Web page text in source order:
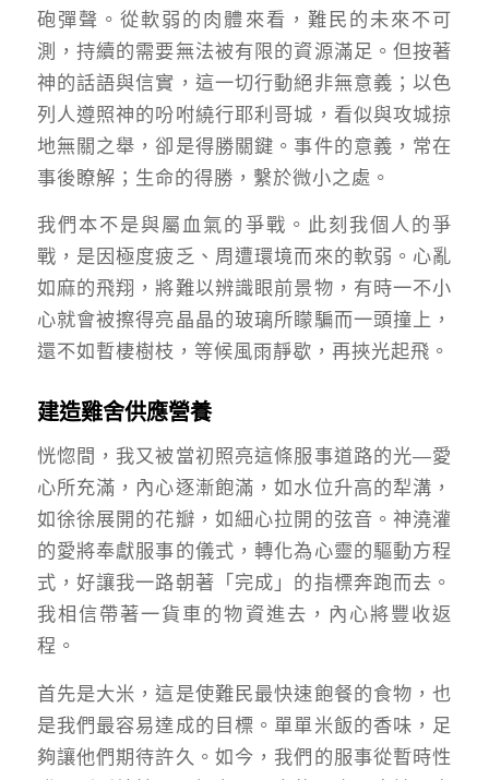
砲彈聲。從軟弱的肉體來看，難民的未來不可
測，持續的需要無法被有限的資源滿足。但按著
神的話語與信實，這一切行動絕非無意義；以色
列人遵照神的吩咐繞行耶利哥城，看似與攻城掠
地無關之舉，卻是得勝關鍵。事件的意義，常在
事後瞭解；生命的得勝，繫於微小之處。
我們本不是與屬血氣的爭戰。此刻我個人的爭
戰，是因極度疲乏、周遭環境而來的軟弱。心亂
如麻的飛翔，將難以辨識眼前景物，有時一不小
心就會被擦得亮晶晶的玻璃所矇騙而一頭撞上，
還不如暫棲樹枝，等候風雨靜歇，再挾光起飛。
建造雞舍供應營養
恍惚間，我又被當初照亮這條服事道路的光—愛
心所充滿，內心逐漸飽滿，如水位升高的犁溝，
如徐徐展開的花瓣，如細心拉開的弦音。神澆灌
的愛將奉獻服事的儀式，轉化為心靈的驅動方程
式，好讓我一路朝著「完成」的指標奔跑而去。
我相信帶著一貨車的物資進去，內心將豐收返
程。
首先是大米，這是使難民最快速飽餐的食物，也
是我們最容易達成的目標。單單米飯的香味，足
夠讓他們期待許久。如今，我們的服事從暫時性